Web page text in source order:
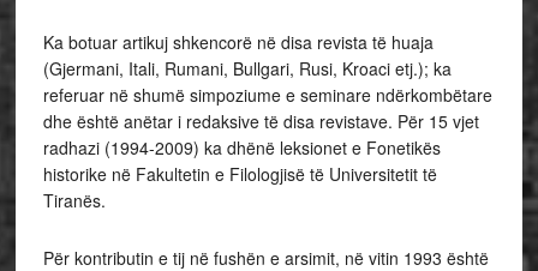
Ka botuar artikuj shkencorë në disa revista të huaja
(Gjermani, Itali, Rumani, Bullgari, Rusi, Kroaci etj.); ka
referuar në shumë simpoziume e seminare ndërkombëtare
dhe është anëtar i redaksive të disa revistave. Për 15 vjet
radhazi (1994-2009) ka dhënë leksionet e Fonetikës
historike në Fakultetin e Filologjisë të Universitetit të
Tiranës.
Për kontributin e tij në fushën e arsimit, në vitin 1993 është